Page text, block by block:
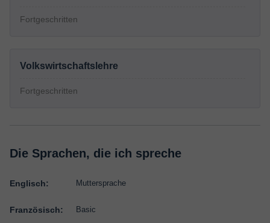
Fortgeschritten
Volkswirtschaftslehre
Fortgeschritten
Die Sprachen, die ich spreche
Englisch: Muttersprache
Französisch: Basic